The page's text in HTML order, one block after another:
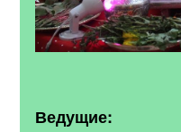
Ведущие: